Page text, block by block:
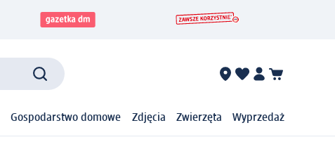
Gospodarstwo domowe Zdjęcia Zwierzęta Wyprzedaż